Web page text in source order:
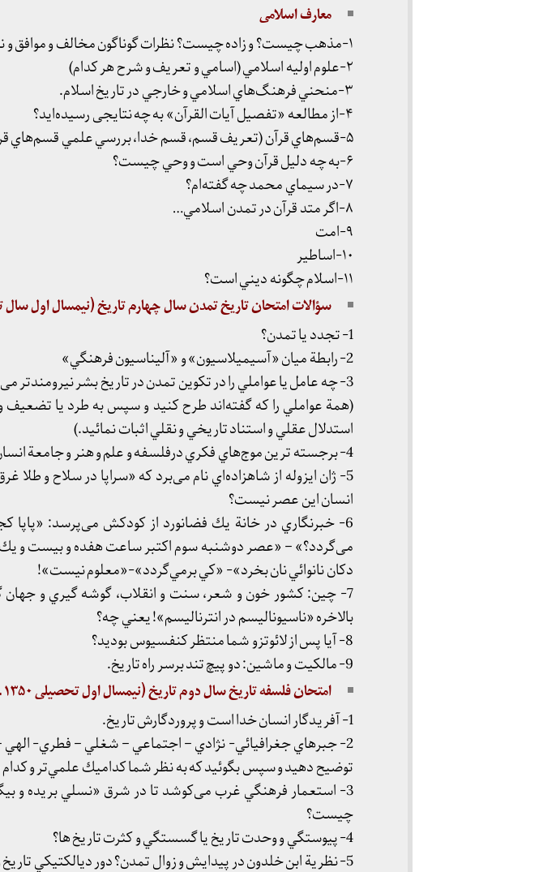
معارف اسلامی
۱-مذهب چيست؟ و زاده چيست؟ نظرات گوناگون مخالف و موافق و نظريه من.
۲-علوم اوليه اسلامي (اسامي و تعريف و شرح هر كدام)
۳-منحني فرهنگ‌هاي اسلامي و خارجي در تاريخ اسلام.
۴-از مطالعه «تفصيل آيات القرآن» به چه نتايجی رسيده‌ايد؟
۵-قسم‌هاي قرآن (تعريف قسم، قسم خدا، بررسي علمي قسم‌هاي قرآن)
۶-به چه دليل قرآن وحي است و وحي چيست؟
۷-در سيماي محمد چه گفته‌ام؟
۸-اگر متد قرآن در تمدن اسلامي…
۹-امت
۱۰-اساطير
۱۱-اسلام چگونه ديني است؟
سؤالات امتحان تاريخ تمدن سال چهارم تاريخ (نيمسال اول سال تحصيلی
1- تجدد يا تمدن؟
2- رابطة ميان «آسيميلاسيون» و «آليناسيون فرهنگي»
3- چه عامل يا عواملي را در تكوين تمدن در تاريخ بشر نيرومندتر می‌دانيد؟
(همة عواملي را كه گفته‌اند طرح كنيد و سپس به طرد يا تضعيف و
استدلال عقلي و استناد تاريخي و نقلي اثبات نمائيد.)
4- برجسته ترين موج‌هاي فكري درفلسفه و علم و هنر و جامعة انسان امروز.
5- ژان ايزوله از شاهزاده‌اي نام می‌برد كه «سراپا در سلاح و طلا
انسان اين عصر نيست؟
6- خبرنگاري در خانة يك فضانورد از كودكش می‌پرسد:
می‌گردد؟» – «عصر دوشنبه سوم اكتبر ساعت هفده و بيست و يك
دكان نانوائي نان بخرد»- «كي برمي‌گردد»-«معلوم نيست»!
7- چين: كشور خون و شعر، سنت و انقلاب، گوشه گيري و جهان
بالاخره «ناسيوناليسم در انترناليسم»! يعني چه؟
8- آيا پس از لائوتزو شما منتظر كنفسيوس بوديد؟
9- مالكيت و ماشين: دو پيچ تند برسر راه تاريخ.
امتحان فلسفه تاريخ سال دوم تاريخ (نيمسال اول تحصيلی ۱۳۵۰ ـ ۱۳۴۹)
1- آفريدگار انسان خدا است و پروردگارش تاريخ.
2- جبرهاي جغرافيائي- نژادي – اجتماعي – شغلي – فطري- الهي
توضيح دهيد و سپس بگوئيد كه به نظر شما كداميك علمي‌تر و كدام
3- استعمار فرهنگي غرب می‌كوشد تا در شرق «نسلي بريده و
چيست؟
4- پيوستگي و وحدت تاريخ يا گسستگي و كثرت تاريخ ها؟
5- نظرية ابن خلدون در پيدايش و زوال تمدن؟ دور ديالكتيكي تاريخ و در رابطة توحش و تمدن؟